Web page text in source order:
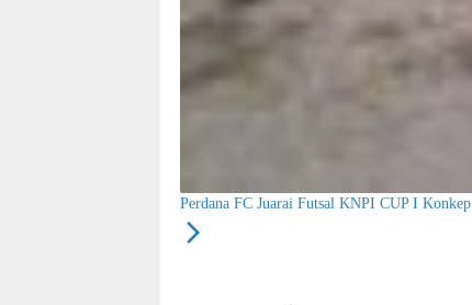
Perdana FC Juarai Futsal KNPI CUP I Konkep